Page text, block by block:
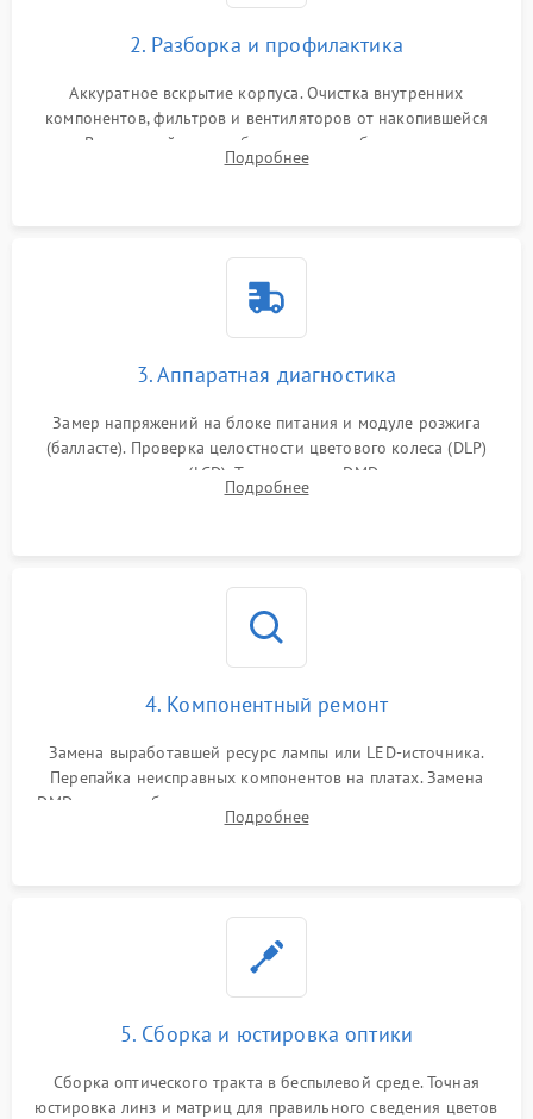
2. Разборка и профилактика
Аккуратное вскрытие корпуса. Очистка внутренних
компонентов, фильтров и вентиляторов от накопившейся
пыли. Визуальный осмотр блока питания, балласта лампы и
материнской платы на наличие прогаров или вздутых
Подробнее
3. Аппаратная диагностика
Замер напряжений на блоке питания и модуле розжига
(балласте). Проверка целостности цветового колеса (DLP)
или поляризаторов (LCD). Тестирование DMD-чипа, датчиков
температуры и оптопар с помощью мультиметра и
Подробнее
4. Компонентный ремонт
Замена выработавшей ресурс лампы или LED-источника.
Перепайка неисправных компонентов на платах. Замена
DMD-чипа при битых пикселях, установка нового цветового
колеса или восстановление сгоревших поляризационных
Подробнее
5. Сборка и юстировка оптики
Сборка оптического тракта в беспылевой среде. Точная
юстировка линз и матриц для правильного сведения цветов